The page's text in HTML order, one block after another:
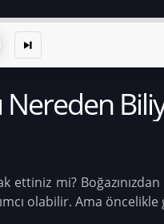
Nereden
mi? Boğazınızdan
olabilir. Ama